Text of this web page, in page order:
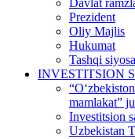
Davlat
Prezident
Oliy Majlis
Hukumat
Tashqi
INVESTITSION
mamlakat”
Investitsion
Uzbekistan